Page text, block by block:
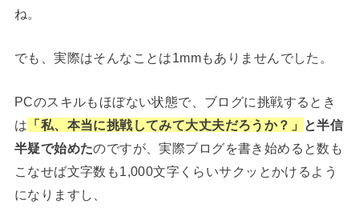
ね。
でも、実際はそんなことは1mmもありませんでした。
PCのスキルもほぼない状態で、ブログに挑戦するとき
は 「私、本当に挑戦してみて大丈夫だろうか？」
と半信
半疑で始めたのですが、実際ブログを書き始めると数も
こなせば文字数も1,000文字くらいサクッとかけるよう
になりますし、